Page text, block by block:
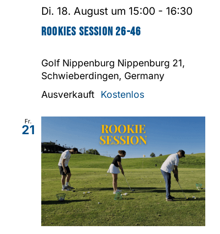
Rookies Session 26-46
Di. 18. August um 15:00 - 16:30
Golf Nippenburg Nippenburg 21,
Schwieberdingen, Germany
Ausverkauft Kostenlos
Fr.
21